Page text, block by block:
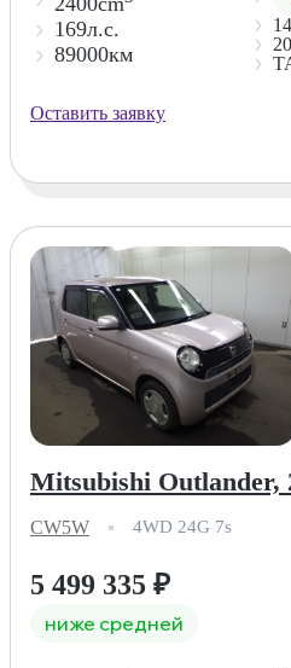
169л.с.
89000км
Оставить заявку
Mitsubishi Outlander,
CW5W 4WD 24G 7s
5 499 335 ₽
ниже средней